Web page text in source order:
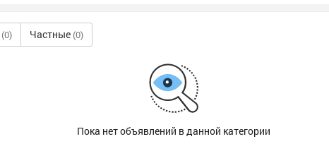
(0) Частные (0)
Пока нет объявлений в данной категории